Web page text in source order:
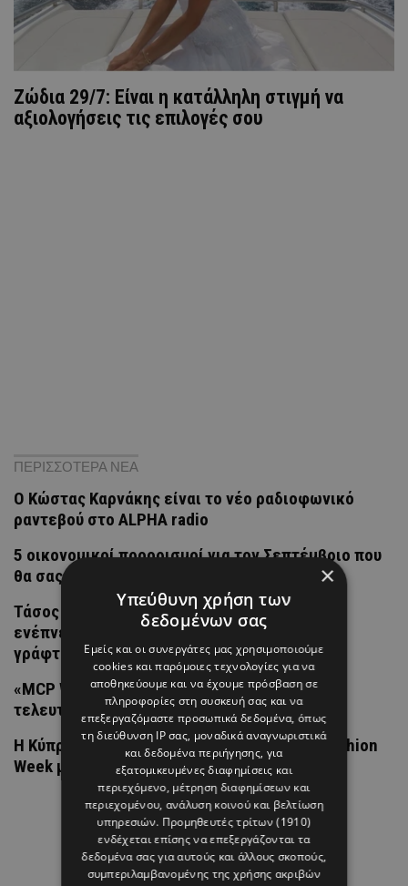
Ζώδια 29/7: Είναι η κατάλληλη στιγμή να
αξιολογήσεις τις επιλογές σου
ΠΕΡΙΣΣΟΤΕΡΑ ΝΕΑ
Ο Κώστας Καρνάκης είναι το νέο ραδιοφωνικό
ραντεβού στο ALPHA radio
5 οικονομικοί προορισμοί για τον Σεπτέμβριο που
θα σας μαγέψουν
Τάσος Τρύφωνος: Διακοπές στα μέρη που
ενέπνευσαν τον κόσμο του Harry Potter και
γράφτηκαν τα πρώτα βιβλία
«MCP WARRIOR»: Μία μάχη που κρίνεται στο
τελευταίο λεπτό
Η Κύπρια που ταξίδεψε στην Copenhagen Fashion
Week μαζί με την Άντρη Καραντώνη
×
Υπεύθυνη χρήση των
δεδομένων σας
Εμείς και οι συνεργάτες μας χρησιμοποιούμε
cookies και παρόμοιες τεχνολογίες για να
αποθηκεύουμε και να έχουμε πρόσβαση σε
πληροφορίες στη συσκευή σας και να
επεξεργαζόμαστε προσωπικά δεδομένα, όπως
τη διεύθυνση IP σας, μοναδικά αναγνωριστικά
και δεδομένα περιήγησης, για
εξατομικευμένες διαφημίσεις και
περιεχόμενο, μέτρηση διαφημίσεων και
περιεχομένου, ανάλυση κοινού και βελτίωση
υπηρεσιών. Προμηθευτές τρίτων (1910)
ενδέχεται επίσης να επεξεργάζονται τα
δεδομένα σας για αυτούς και άλλους σκοπούς,
συμπεριλαμβανομένης της χρήσης ακριβών